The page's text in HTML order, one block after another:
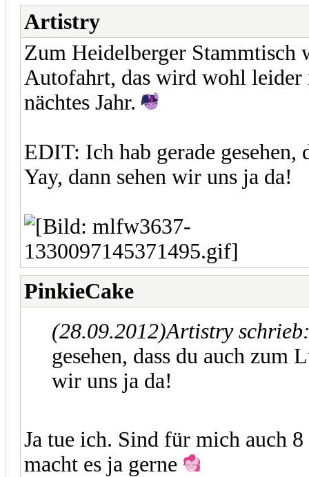
Artistry
Zum Heidelberger Stammtisch
Autofahrt, das wird wohl
nächtes Jahr.
EDIT: Ich hab gerade
Yay, dann sehen wir uns ja da!
PinkieCake
(28.09.2012)Artistry
gesehen, dass du auch zum
wir uns ja da!
Ja tue ich. Sind für mich auch
macht es ja gerne